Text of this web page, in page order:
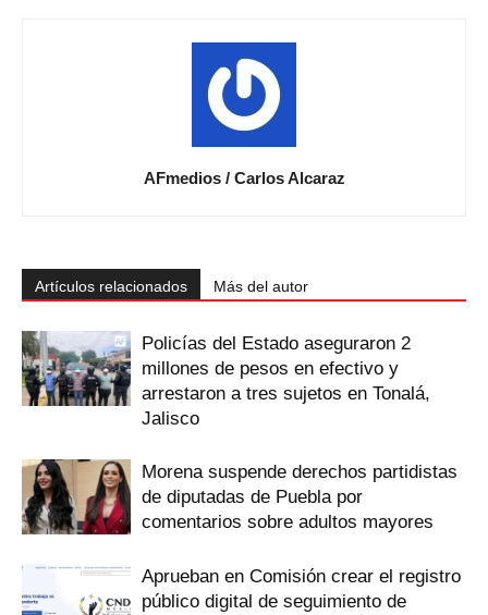
AFmedios / Carlos Alcaraz
Artículos relacionados Más del autor
Policías del Estado aseguraron 2
millones de pesos en efectivo y
arrestaron a tres sujetos en Tonalá,
Jalisco
Morena suspende derechos partidistas
de diputadas de Puebla por
comentarios sobre adultos mayores
Aprueban en Comisión crear el registro
público digital de seguimiento de